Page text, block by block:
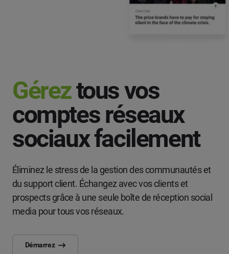
Géreztous vos
comptes réseaux
sociaux facilement
Éliminez le stress de la gestion des communautés et
du support client. Échangez avec vos clients et
prospects grâce à une seule boîte de réception social
media pour tous vos réseaux.
Démarrez